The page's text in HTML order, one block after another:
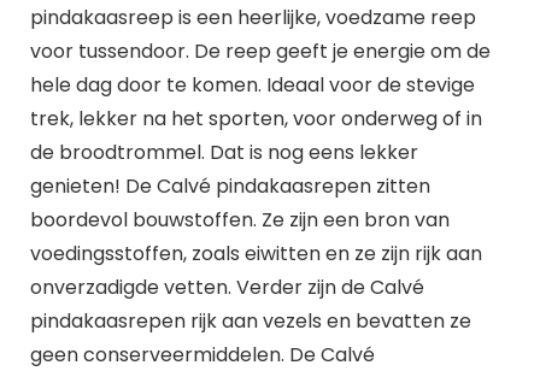
pindakaasreep is een heerlijke, voedzame reep
voor tussendoor. De reep geeft je energie om de
hele dag door te komen. Ideaal voor de stevige
trek, lekker na het sporten, voor onderweg of in
de broodtrommel. Dat is nog eens lekker
genieten! De Calvé pindakaasrepen zitten
boordevol bouwstoffen. Ze zijn een bron van
voedingsstoffen, zoals eiwitten en ze zijn rijk aan
onverzadigde vetten. Verder zijn de Calvé
pindakaasrepen rijk aan vezels en bevatten ze
geen conserveermiddelen. De Calvé